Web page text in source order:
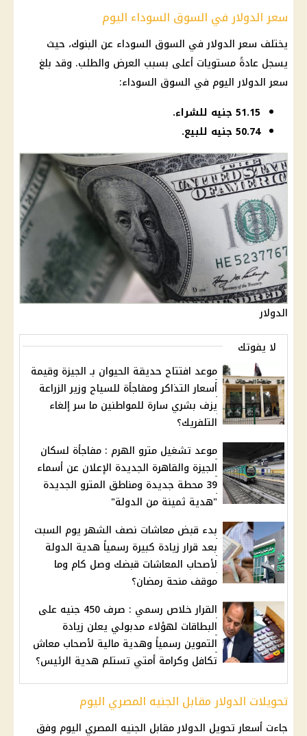
سعر الدولار في السوق السوداء اليوم
يختلف سعر الدولار في السوق السوداء عن البنوك، حيث
يسجل عادةً مستويات أعلى بسبب العرض والطلب. وقد بلغ
سعر الدولار اليوم في السوق السوداء:
51.15 جنيه للشراء.
50.74 جنيه للبيع.
الدولار
لا يفوتك
موعد افتتاح حديقة الحيوان بـ الجيزة وقيمة
أسعار التذاكر ومفاجأة للسياح وزير الزراعة
يزف بشري سارة للمواطنين ما سر إلغاء
التلفريك؟
موعد تشغيل مترو الهرم : مفاجأة لسكان
الجيزة والقاهرة الجديدة الإعلان عن أسماء
39 محطة جديدة ومناطق المترو الجديدة
"هدية ثمينة من الدولة"
بدء قبض معاشات نصف الشهر يوم السبت
بعد قرار زيادة كبيرة رسمياً هدية الدولة
لأصحاب المعاشات قبضك وصل كام وما
موقف منحة رمضان؟
القرار خلاص رسمي : صرف 450 جنيه على
البطاقات لهؤلاء مدبولي يعلن زيادة
التموين رسمياً وهدية مالية لأصحاب معاش
تكافل وكرامة أمتي تستلم هدية الرئيس؟
تحويلات الدولار مقابل الجنيه المصري اليوم
جاءت أسعار تحويل الدولار مقابل الجنيه المصري اليوم وفق